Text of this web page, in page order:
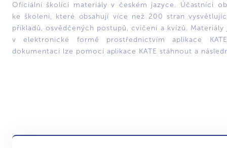
Oficiální školící materiály v českém jazyce. Účastníci
ke školení, které obsahují více než 200 stran
příkladů, osvědčených postupů, cvičení a kvízů. Materiály
v elektronické formě prostřednictvím aplikace
dokumentaci lze pomocí aplikace KATE stáhnout a